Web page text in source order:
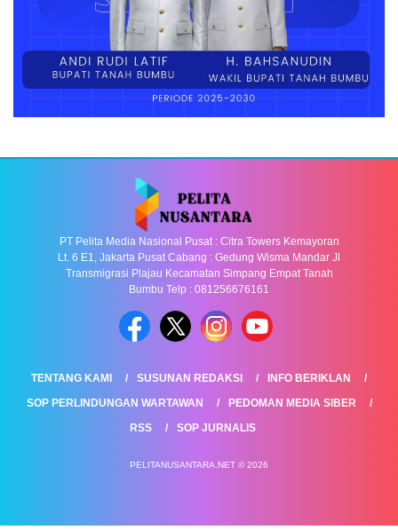
PT Pelita Media Nasional Pusat : Citra Towers Kemayoran
Lt. 6 E1, Jakarta Pusat Cabang : Gedung Wisma Mandar Jl
Transmigrasi Plajau Kecamatan Simpang Empat Tanah
Bumbu Telp : 081256676161
TENTANG KAMI SUSUNAN REDAKSI
INFO BERIKLAN
SOP PERLINDUNGAN WARTAWAN
PEDOMAN MEDIA SIBER
RSS
SOP JURNALIS
PELITANUSANTARA.NET © 2026